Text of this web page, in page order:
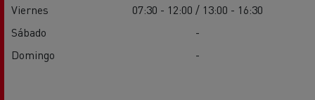
Viernes
07:30 - 12:00 / 13:00 - 16:30
Sábado
-
Domingo
-